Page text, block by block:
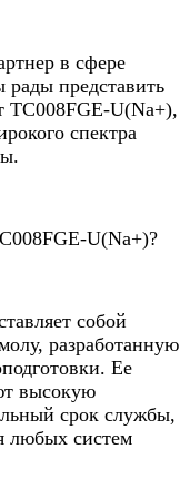
в сфере
представить
ТС008FGE-U(Na+),
спектра
U(Na+)?
собой
разработанную
Ее
высокую
срок службы,
любых систем